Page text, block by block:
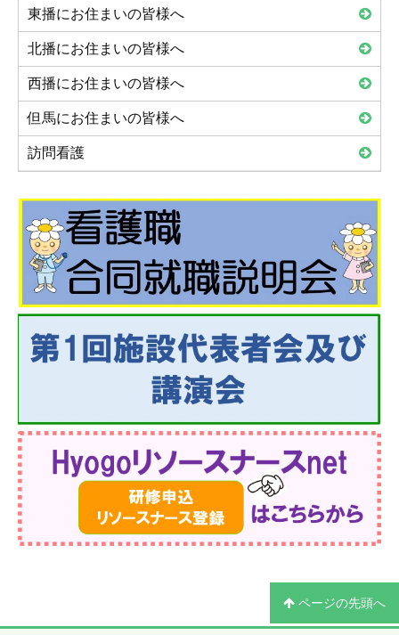
東播にお住まいの皆様へ
北播にお住まいの皆様へ
西播にお住まいの皆様へ
但馬にお住まいの皆様へ
訪問看護
ページの先頭へ